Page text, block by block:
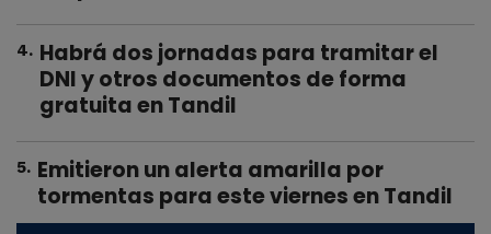
4. Habrá dos jornadas para tramitar el
DNI y otros documentos de forma
gratuita en Tandil
5. Emitieron un alerta amarilla por
tormentas para este viernes en Tandil